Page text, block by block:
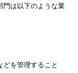
門は以下のような業
を管理すること